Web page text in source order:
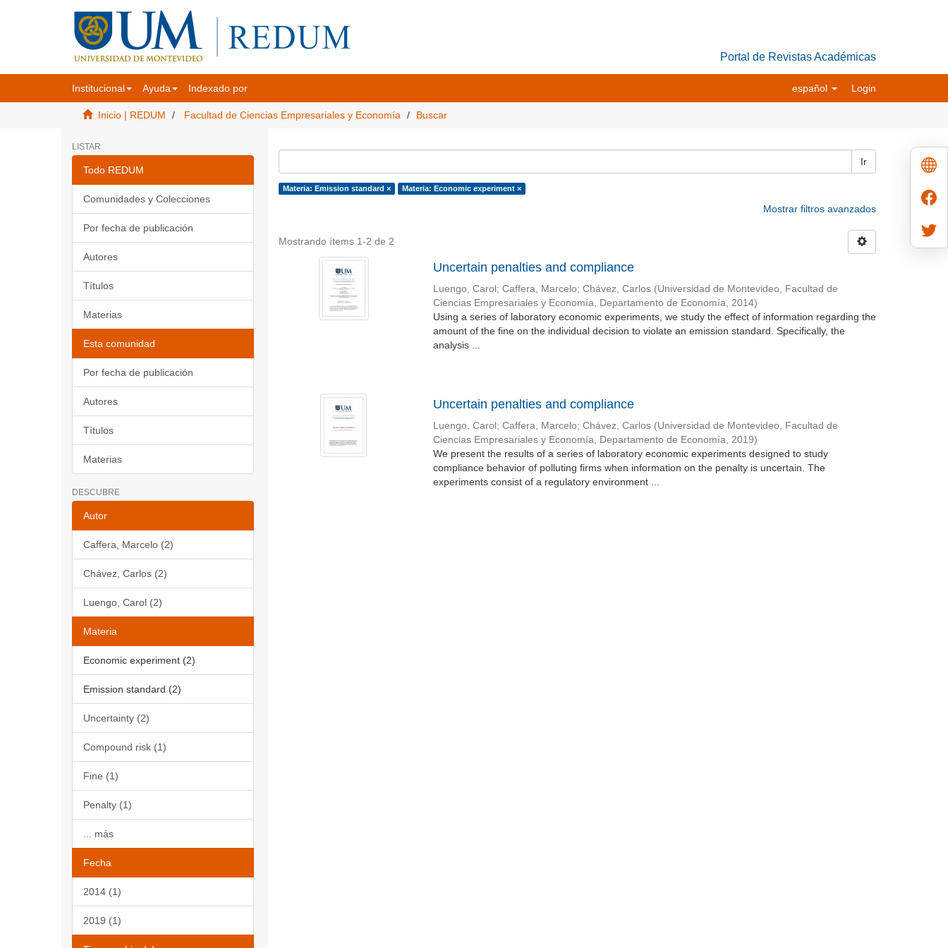
Portal de Revistas Académicas
Institucional Ayuda Indexado por español Login
Inicio | REDUM Facultad de Ciencias Empresariales y Economía Buscar
LISTAR
Todo REDUM
Comunidades y Colecciones
Por fecha de publicación
Autores
Títulos
Materias
Esta comunidad
Por fecha de publicación
Autores
Títulos
Materias
DESCUBRE
Autor
Caffera, Marcelo (2)
Chávez, Carlos (2)
Luengo, Carol (2)
Materia
Economic experiment (2)
Emission standard (2)
Uncertainty (2)
Compound risk (1)
Fine (1)
Penalty (1)
... más
Fecha
2014 (1)
2019 (1)
Ir
Materia: Emission standard × Materia: Economic experiment ×
Mostrar filtros avanzados
Mostrando ítems 1-2 de 2
Uncertain penalties and compliance
Luengo, Carol ; Caffera, Marcelo; Chávez, Carlos (Universidad de Montevideo, Facultad de
Ciencias Empresariales y Economía, Departamento de Economía, 2014)
Using a series of laboratory economic experiments, we study the effect of information regarding the
amount of the fine on the individual decision to violate an emission standard. Specifically, the
analysis ...
Uncertain penalties and compliance
Luengo, Carol ; Caffera, Marcelo; Chávez, Carlos (Universidad de Montevideo, Facultad de
Ciencias Empresariales y Economía, Departamento de Economía, 2019)
We present the results of a series of laboratory economic experiments designed to study
compliance behavior of polluting firms when information on the penalty is uncertain. The
experiments consist of a regulatory environment ...